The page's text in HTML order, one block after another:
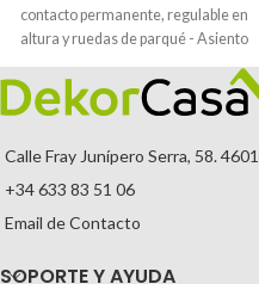
contacto permanente, regulable en
altura y ruedas de parqué - Asiento
y respaldo tapizados en tejido BALI
color gris (BRAZOS REGULABLES
EN ALTURA)
Calle Fray Junípero Serra, 58.
+34 633 83 51 06
Email de Contacto
SOPORTE Y AYUDA